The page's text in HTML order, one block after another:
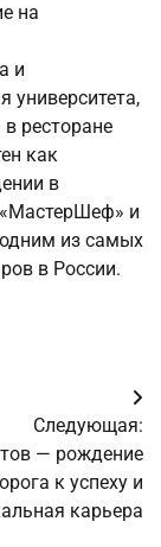
на
и
университета,
ресторане
как
в
и
из самых
в России.
Следующая:
— рождение
к успеху и
карьера